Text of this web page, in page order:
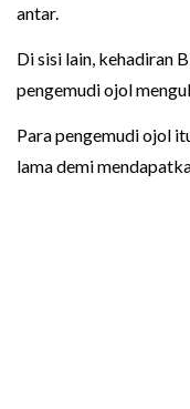
antar.
Di sisi lain, kehadiran
pengemudi ojol
Para pengemudi ojol
lama demi